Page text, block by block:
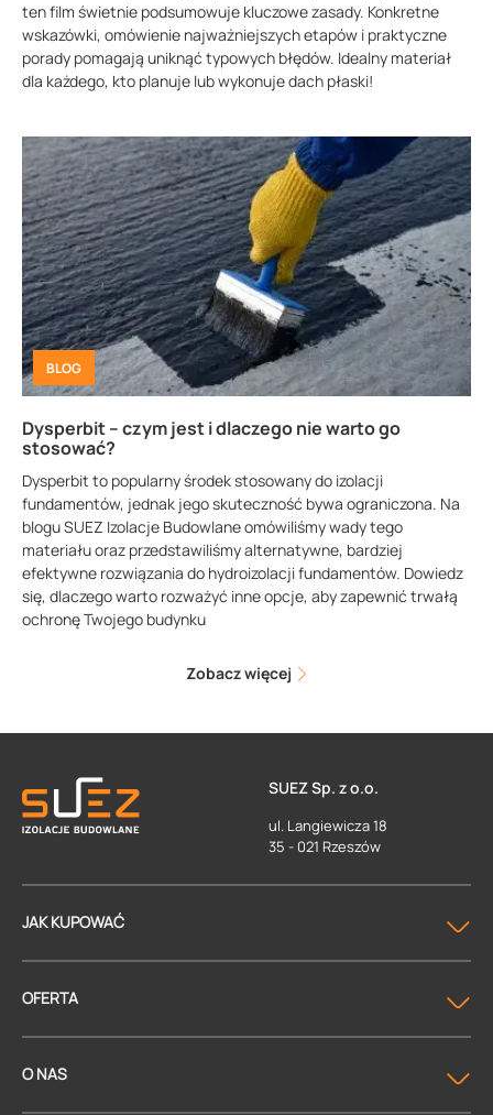
ten film świetnie podsumowuje kluczowe zasady. Konkretne
wskazówki, omówienie najważniejszych etapów i praktyczne
porady pomagają uniknąć typowych błędów. Idealny materiał
dla każdego, kto planuje lub wykonuje dach płaski!
BLOG
Dysperbit – czym jest i dlaczego nie warto go
stosować?
Dysperbit to popularny środek stosowany do izolacji
fundamentów, jednak jego skuteczność bywa ograniczona. Na
blogu SUEZ Izolacje Budowlane omówiliśmy wady tego
materiału oraz przedstawiliśmy alternatywne, bardziej
efektywne rozwiązania do hydroizolacji fundamentów. Dowiedz
się, dlaczego warto rozważyć inne opcje, aby zapewnić trwałą
ochronę Twojego budynku
Zobacz więcej
SUEZ Sp. z o.o.
ul. Langiewicza 18
35 - 021 Rzeszów
JAK KUPOWAĆ
OFERTA
O NAS